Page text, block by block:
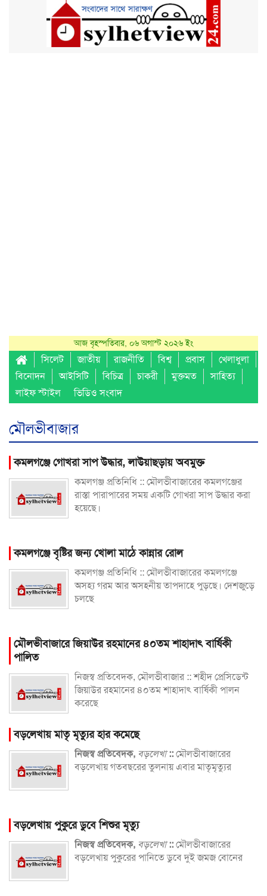
আজ বৃহস্পতিবার, ০৬ অগাস্ট ২০২৬ ইং
সিলেট জাতীয় রাজনীতি বিশ্ব প্রবাস
খেলাধুলা
বিনোদন
আইসিটি বিচিত্র চাকরী মুক্তমত
সাহিত্য
লাইফ স্টাইল
ভিডিও সংবাদ
মৌলভীবাজার
কমলগঞ্জে গোখরা সাপ উদ্ধার, লাউয়াছড়ায় অবমুক্ত
কমলগঞ্জ প্রতিনিধি :: মৌলভীবাজারের কমলগঞ্জের
রাস্তা পারাপারের সময় একটি গোখরা সাপ উদ্ধার করা
হয়েছে।
কমলগঞ্জে বৃষ্টির জন্য খোলা মাঠে কান্নার রোল
কমলগঞ্জ প্রতিনিধি :: মৌলভীবাজারের কমলগঞ্জে
অসহ্য গরম আর অসহনীয় তাপদাহে পুড়ছে। দেশজুড়ে
চলছে
মৌলভীবাজারে জিয়াউর রহমানের ৪০তম শাহাদাৎ বার্ষিকী
পালিত
নিজস্ব প্রতিবেদক, মৌলভীবাজার :: শহীদ প্রেসিডেন্ট
জিয়াউর রহমানের ৪০তম শাহাদাৎ বার্ষিকী পালন
করেছে
বড়লেখায় মাতৃ মৃত্যুর হার কমেছে
নিজস্ব প্রতিবেদক, বড়লেখা::মৌলভীবাজারের
বড়লেখায় গতবছরের তুলনায় এবার মাতৃমৃত্যুর
বড়লেখায় পুকুরে ডুবে শিশুর মৃত্যু
নিজস্ব প্রতিবেদক, বড়লেখা::মৌলভীবাজারের
বড়লেখায় পুকুরের পানিতে ডুবে দুই জমজ বোনের